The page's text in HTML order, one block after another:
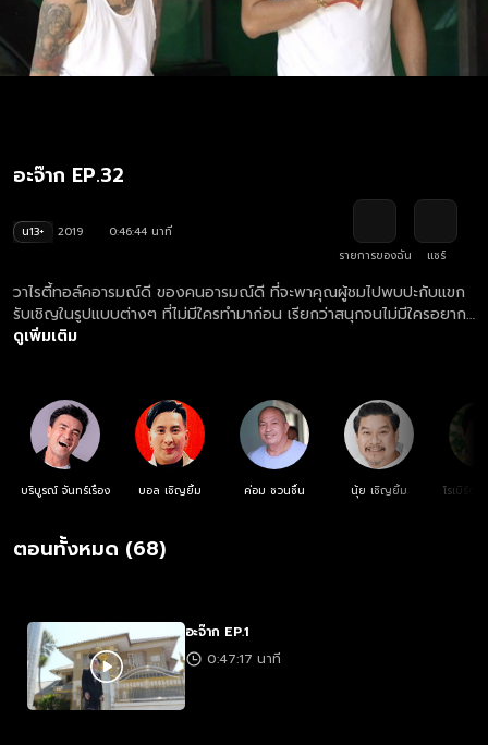
อะจ๊าก EP.32
น13+ 2019
0:46:44 นาที
รายการของฉัน
แชร์
วาไรตี้ทอล์คอารมณ์ดี ของคนอารมณ์ดี ที่จะพาคุณผู้ชมไปพบปะกับแขก
รับเชิญในรูปแบบต่างๆ ที่ไม่มีใครทำมาก่อน เรียกว่าสนุกจนไม่มีใครอยาก
เป็นแขกรับเชิญในรายการเลยทีเดียว แล้วยังมีสถานการณ์หรือภารกิจที่
แจ๊ส ชวนชื่น
ดูเพิ่มเติม
บริบูรณ์ จันทร์เรือง บอล เชิญยิ้ม ค่อม ชวนชื่น นุ้ย เชิญยิ้ม โรเบิร์ต
ตอนทั้งหมด (68)
อะจ๊าก EP.1
0:47:17 นาที